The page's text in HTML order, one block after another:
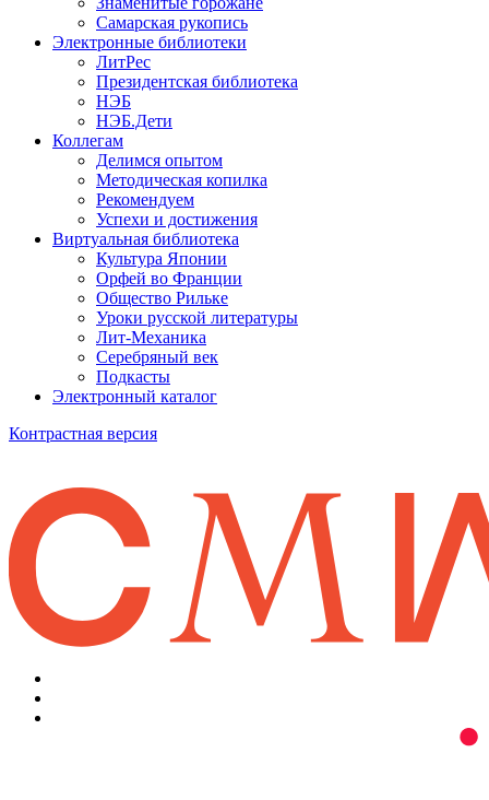
Самарская рукопись
Электронные библиотеки
ЛитРес
Президентская библиотека
НЭБ
НЭБ.Дети
Коллегам
Делимся опытом
Методическая копилка
Рекомендуем
Успехи и достижения
Виртуальная библиотека
Культура Японии
Орфей во Франции
Общество Рильке
Уроки русской литературы
Лит-Механика
Серебряный век
Подкасты
Электронный каталог
Контрастная версия